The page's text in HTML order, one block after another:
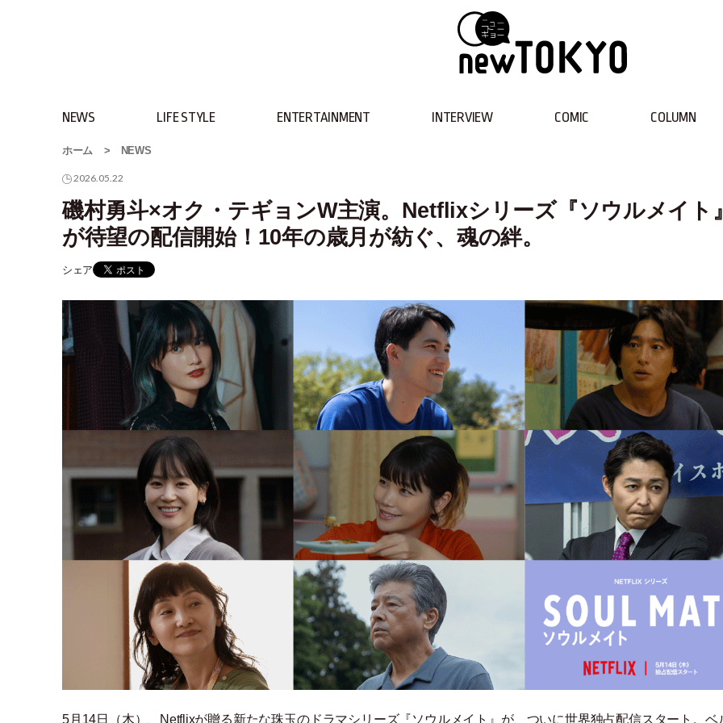
NEWS LIFE STYLE ENTERTAINMENT INTERVIEW COMIC COLUMN
ホーム > NEWS
2026.05.22
磯村勇斗×オク・テギョンW主演。Netflixシリーズ『ソウルメイト
が待望の配信開始！10年の歳月が紡ぐ、魂の絆。
シェア
5月14日 （木） 、Netflixが贈る新たな珠玉のドラマシリーズ『ソウルメイト』が、ついに世界独占配信スタート。ベ